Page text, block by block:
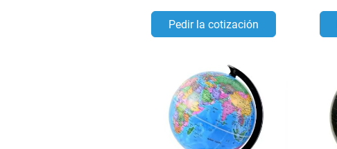
Pedir la cotización